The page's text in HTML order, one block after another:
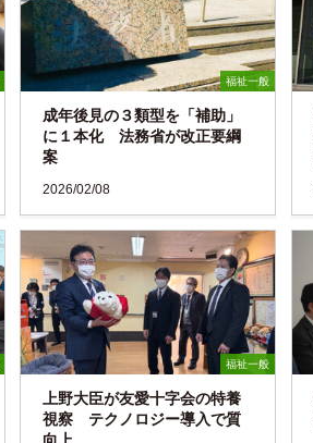
福祉一般
成年後見の３類型を「補助」
に１本化 法務省が改正要綱
案
2026/02/08
福祉一般
上野大臣が友愛十字会の特養
視察 テクノロジー導入で質